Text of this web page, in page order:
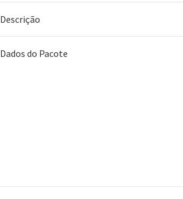
Descrição
Dados do Pacote